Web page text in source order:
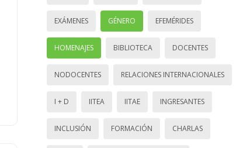
EXÁMENES GÉNERO EFEMÉRIDES
HOMENAJES BIBLIOTECA DOCENTES
NODOCENTES RELACIONES INTERNACIONALES
I + D IITEA IITAE INGRESANTES
INCLUSIÓN FORMACIÓN CHARLAS